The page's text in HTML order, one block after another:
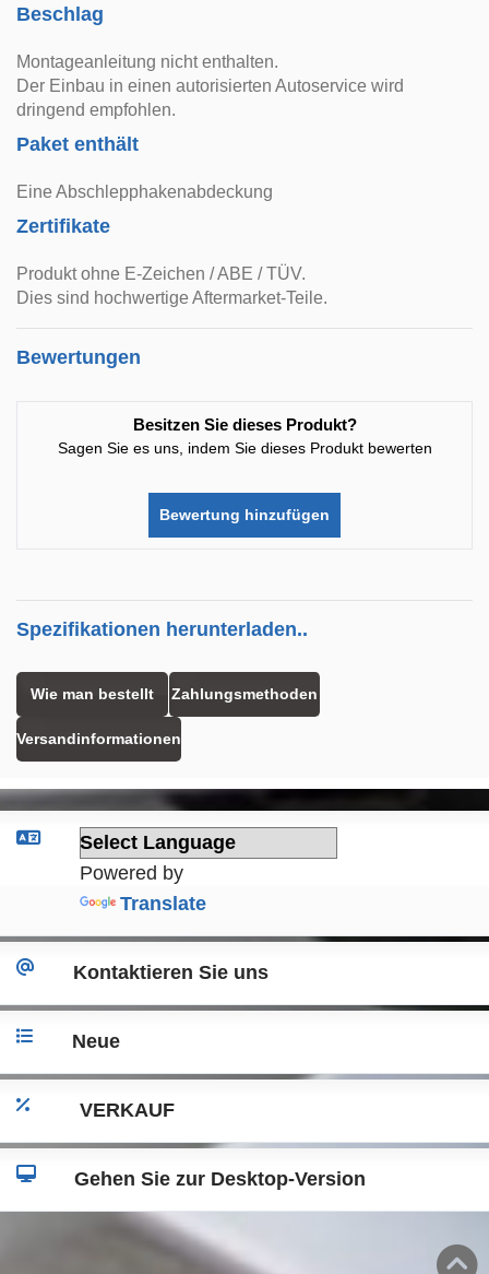
Beschlag
Montageanleitung nicht enthalten.
Der Einbau in einen autorisierten Autoservice wird
dringend empfohlen.
Paket enthält
Eine Abschlepphakenabdeckung
Zertifikate
Produkt ohne E-Zeichen / ABE / TÜV.
Dies sind hochwertige Aftermarket-Teile.
Bewertungen
Besitzen Sie dieses Produkt?
Sagen Sie es uns, indem Sie dieses Produkt bewerten
Bewertung hinzufügen
Spezifikationen herunterladen..
Wie man bestellt Zahlungsmethoden
Versandinformationen
Powered by
Translate
Kontaktieren Sie uns
Neue
VERKAUF
Gehen Sie zur Desktop-Version